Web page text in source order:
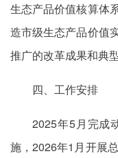
生态产品价值核算体
造市级生态产品价值
推广的改革成果和典型
四、工作安排
2025年5月完成
施，2026年1月开展